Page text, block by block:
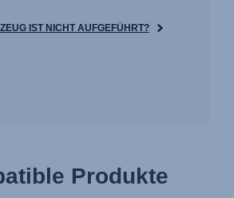
IST NICHT AUFGEFÜHRT?
Produkte